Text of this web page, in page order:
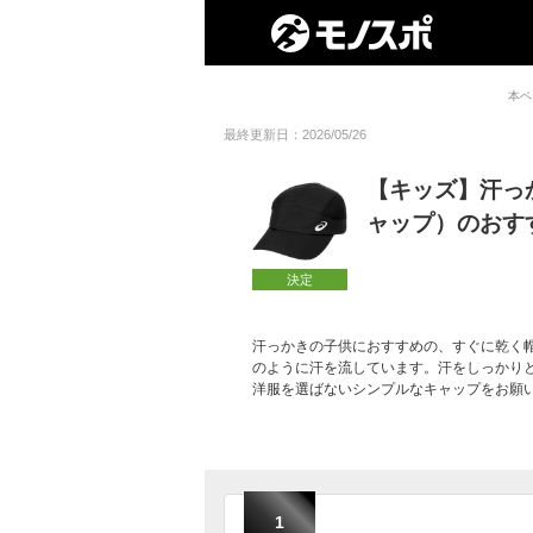
本
最終更新日：2026/05/26
決定
【キッズ】汗
ャップ）のおす
汗っかきの子供におすすめの、すぐに乾く
のように汗を流しています。汗をしっかり
洋服を選ばないシンプルなキャップをお願
1